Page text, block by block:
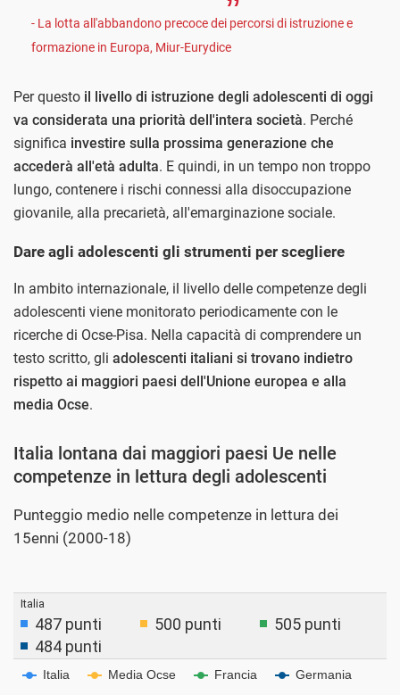
- La lotta all'abbandono precoce dei percorsi di istruzione e
formazione in Europa, Miur-Eurydice
Per questo il livello di istruzione degli adolescenti di oggi
va considerata una priorità dell'intera società. Perché
significa investire sulla prossima generazione che
accederà all'età adulta. E quindi, in un tempo non troppo
lungo, contenere i rischi connessi alla disoccupazione
giovanile, alla precarietà, all'emarginazione sociale.
Dare agli adolescenti gli strumenti per scegliere
In ambito internazionale, il livello delle competenze degli
adolescenti viene monitorato periodicamente con le
ricerche di Ocse-Pisa. Nella capacità di comprendere un
testo scritto, gli adolescenti italiani si trovano indietro
rispetto ai maggiori paesi dell'Unione europea e alla
media Ocse.
Italia lontana dai maggiori paesi Ue nelle
competenze in lettura degli adolescenti
Punteggio medio nelle competenze in lettura dei
15enni (2000-18)